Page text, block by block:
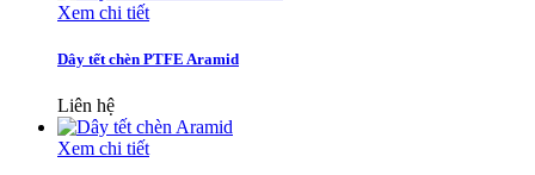
Xem chi tiết
Dây tết chèn PTFE Aramid
Liên hệ
Xem chi tiết